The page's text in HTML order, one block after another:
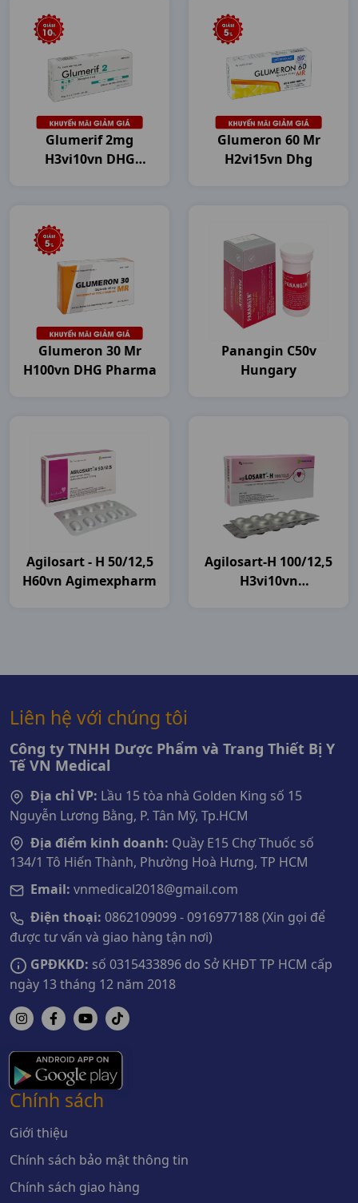
Glumerif 2mg
H3vi10vn DHG
Glumeron 60 Mr
H2vi15vn Dhg
Glumeron 30 Mr
H100vn DHG Pharma
Panangin C50v
Hungary
Agilosart - H 50/12,5
H60vn Agimexpharm
Agilosart-H 100/12,5
H3vi10vn
Liên hệ với chúng tôi
Công ty TNHH Dược Phẩm và Trang Thiết Bị Y
Tế VN Medical
Địa chỉ VP: Lầu 15 tòa nhà Golden King số 15
Nguyễn Lương Bằng, P. Tân Mỹ, Tp.HCM
Địa điểm kinh doanh: Quầy E15 Chợ Thuốc số
134/1 Tô Hiến Thành, Phường Hoà Hưng, TP HCM
Email: vnmedical2018@gmail.com
Điện thoại: 0862109099 - 0916977188 (Xin gọi để
được tư vấn và giao hàng tận nơi)
GPĐKKD: số 0315433896 do Sở KHĐT TP HCM cấp
ngày 13 tháng 12 năm 2018
Chính sách
Giới thiệu
Chính sách bảo mật thông tin
Chính sách giao hàng